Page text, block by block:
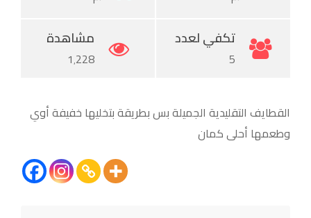
تكفي لعدد مشاهدة
1٬228
القطايف التقليدية الجميلة بس بطريقة بتخليها خفيفة أوي
وطعمها أحلى كمان